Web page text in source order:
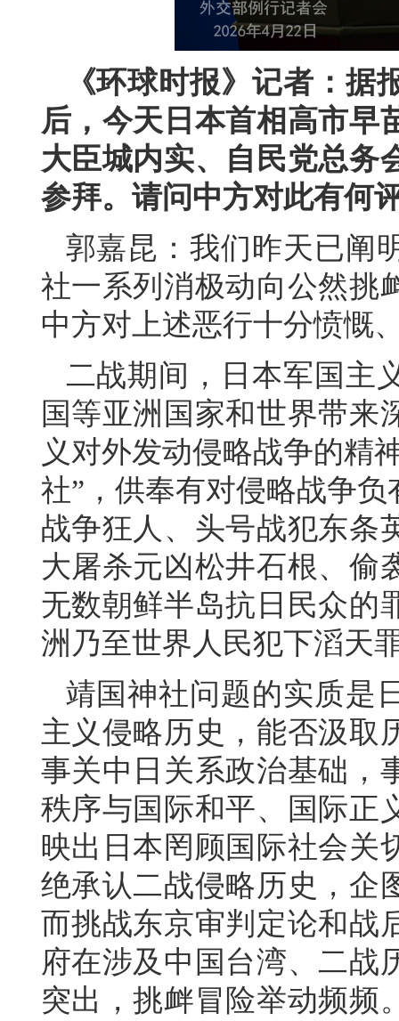
《环球时报》记者：
后，今天日本首相高市早
大臣城内实、自民党总务
参拜。请问中方对此有何
郭嘉昆：我们昨天已阐
社一系列消极动向公然挑
中方对上述恶行十分愤慨
二战期间，日本军国主
国等亚洲国家和世界带来
义对外发动侵略战争的精
社”，供奉有对侵略战争
战争狂人、头号战犯东条
大屠杀元凶松井石根、偷
无数朝鲜半岛抗日民众的
洲乃至世界人民犯下滔天
靖国神社问题的实质是
主义侵略历史，能否汲取
事关中日关系政治基础，
秩序与国际和平、国际正
映出日本罔顾国际社会关
绝承认二战侵略历史，企
而挑战东京审判定论和战
府在涉及中国台湾、二战
突出，挑衅冒险举动频频